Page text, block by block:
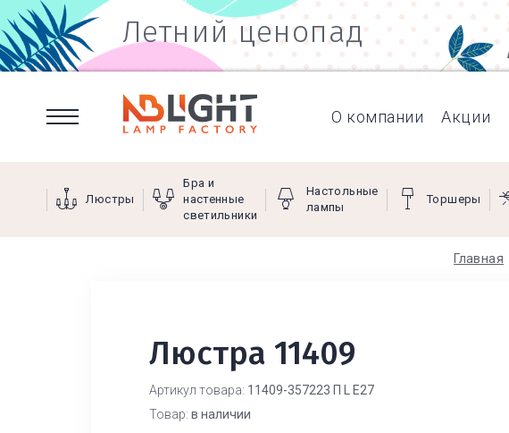
Летний ценопад
О компании Акции
Люстры
Бра и
настенные
светильники
Настольные
лампы
Торшеры
Главная
Люстра 11409
Артикул товара: 11409-357223 П L Е27
Товар: в наличии